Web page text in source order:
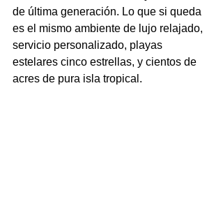
de última generación. Lo que si queda
es el mismo ambiente de lujo relajado,
servicio personalizado, playas
estelares cinco estrellas, y cientos de
acres de pura isla tropical.